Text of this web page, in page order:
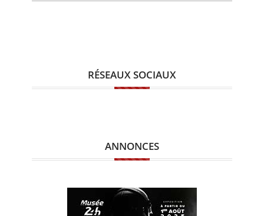
RÉSEAUX SOCIAUX
ANNONCES